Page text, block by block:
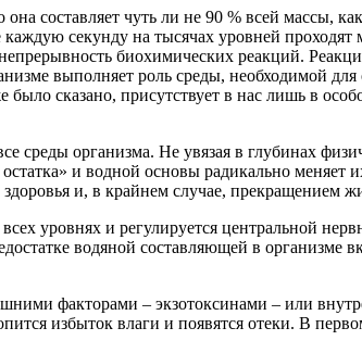
составляет чуть ли не 90 % всей массы,
секунду на тысячах уровней
биохимических реакций.
выполняет роль среды, необходимой
сказано, присутствует в нас лишь в
среды организма. Не увязая в глубинах
и водной основы радикально меняет
и, в крайнем случае, прекращением
уровнях и регулируется центральной
водяной составляющей в организме
факторами – экзотоксинами – или
избыток влаги и появятся отеки. В